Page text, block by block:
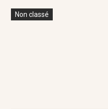
Non classé